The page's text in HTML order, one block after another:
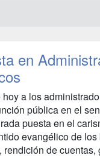
en
a los
pública en el
puesta en el
evangélico de
rendición de cuentas,